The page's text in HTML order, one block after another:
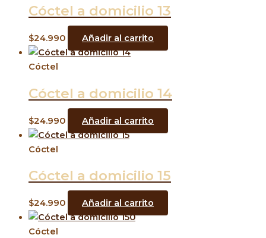
Cóctel a domicilio 13
$24.990 Añadir al carrito
Cóctel
Cóctel a domicilio 14
$24.990 Añadir al carrito
Cóctel
Cóctel a domicilio 15
$24.990 Añadir al carrito
Cóctel